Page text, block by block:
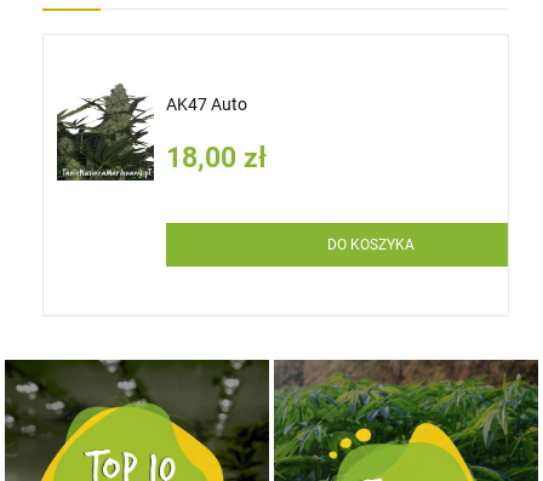
AK47 Auto
18,00 zł
DO KOSZYKA
NASIONA MARIHUANY TOP 10 INDOOR
KUP TERAZ NASIONA MARIHUANY TOP 10 OUTDOOR
KUP TERAZ